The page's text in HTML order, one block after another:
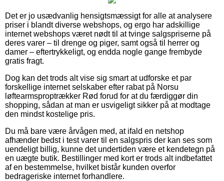
Det er jo usædvanlig hensigtsmæssigt for alle at analysere
priser i blandt diverse webshops, og ergo har adskillige
internet webshops været nødt til at tvinge salgspriserne på
deres varer – til drenge og piger, samt også til herrer og
damer – eftertrykkeligt, og endda nogle gange frembyde
gratis fragt.
Dog kan det trods alt vise sig smart at udforske et par
forskellige internet selskaber efter rabat på Norsu
løftearmsproptrækker Rød forud for at du færdiggør din
shopping, sådan at man er usvigeligt sikker på at modtage
den mindst kostelige pris.
Du må bare være årvågen med, at ifald en netshop
afhænder bedst i test varer til en salgspris der kan ses som
uendeligt billig, kunne det undertiden være et kendetegn på
en uægte butik. Bestillinger med kort er trods alt indbefattet
af en bestemmelse, hvilket bistår kunden overfor
bedrageriske internet forhandlere.